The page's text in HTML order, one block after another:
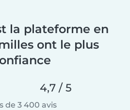
la plateforme en
ont le plus
4,7 / 5
de 3 400 avis